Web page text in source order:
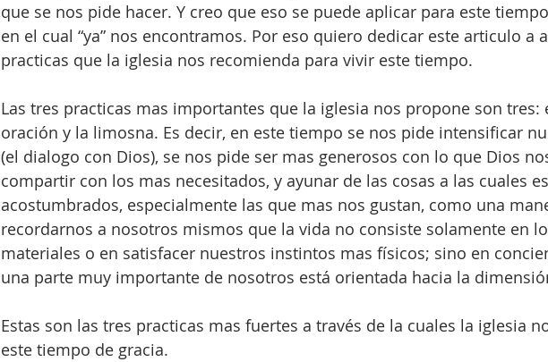
que se nos pide hacer. Y creo que eso se puede aplicar para este
en el cual “ya” nos encontramos. Por eso quiero dedicar este articulo a
practicas que la iglesia nos recomienda para vivir este tiempo.
Las tres practicas mas importantes que la iglesia nos propone son tres:
oración y la limosna. Es decir, en este tiempo se nos pide intensificar
(el dialogo con Dios), se nos pide ser mas generosos con lo que Dios
compartir con los mas necesitados, y ayunar de las cosas a las cuales
acostumbrados, especialmente las que mas nos gustan, como una
recordarnos a nosotros mismos que la vida no consiste solamente en
materiales o en satisfacer nuestros instintos mas físicos; sino en
una parte muy importante de nosotros está orientada hacia la
Estas son las tres practicas mas fuertes a través de la cuales la iglesia
este tiempo de gracia.